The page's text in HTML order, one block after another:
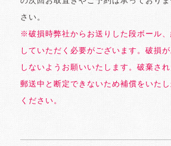
さい。
※破損時弊社からお送りした段ボール
していただく必要がございます。破損
しないようお願いいたします。破棄さ
郵送中と断定できないため補償をいた
ください。